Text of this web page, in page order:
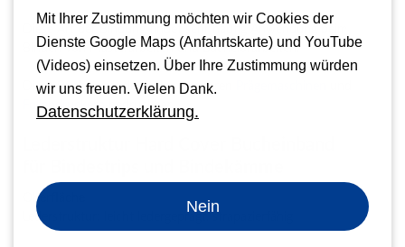
Diese Art der Bindung findet sehr häufig Anwendung beim
Binden von Masterarbeiten und Bachelorarbeiten.
Diese Bucheinbände sind mit unseren
Foliendruckern bedruckbar.
Oberfläche
Lederstruktur: leicht ledergeprägt, strapazierfähig
Mit Ihrer Zustimmung möchten wir Cookies der
Dienste Google Maps (Anfahrtskarte) und YouTube
(Videos) einsetzen. Über Ihre Zustimmung würden
wir uns freuen. Vielen Dank.
Datenschutzerklärung.
Nein